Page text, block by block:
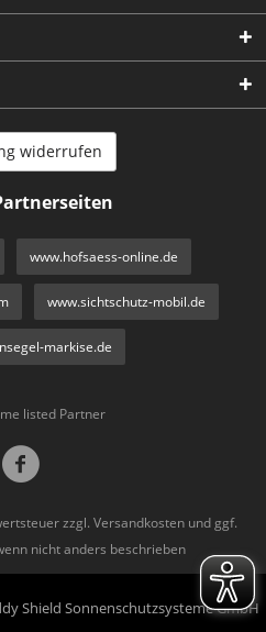
widerrufen
www.hofsaess-online.de
www.sichtschutz-mobil.de
markise.de
zzgl. Versandkosten und ggf.
nicht anders beschrieben
Shield Sonnenschutzsysteme GmbH